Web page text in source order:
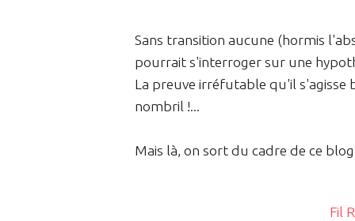
Sans transition aucune (hormis
pourrait s'interroger sur une
La preuve irréfutable qu'il s'agisse
nombril !...
Mais là, on sort du cadre de ce
Fil